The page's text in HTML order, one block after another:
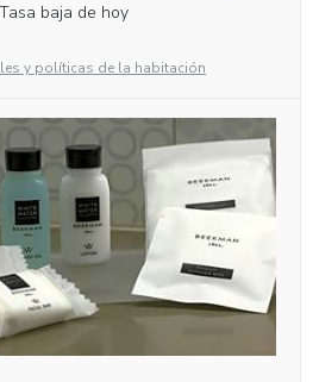
Tasa baja de hoy
y políticas de la habitación